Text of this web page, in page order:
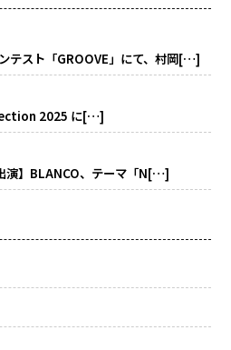
テスト「GROOVE」にて、村岡[…]
2025 に[…]
演】BLANCO、テーマ「N[…]